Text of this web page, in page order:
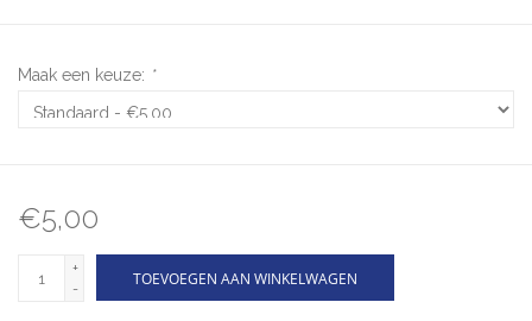
Maak een keuze: *
€5,00
+
-
TOEVOEGEN AAN WINKELWAGEN